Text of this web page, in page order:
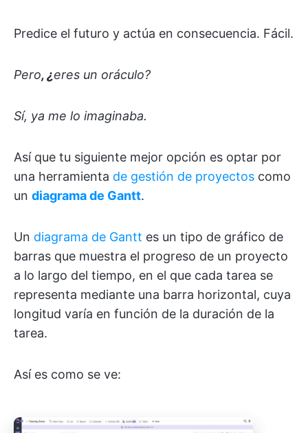
Predice el futuro y actúa en consecuencia. Fácil.
Pero, ¿eres un oráculo?
Sí, ya me lo imaginaba.
Así que tu siguiente mejor opción es optar por
una herramienta de gestión de proyectos como
un diagrama de Gantt.
Un diagrama de Gantt es un tipo de gráfico de
barras que muestra el progreso de un proyecto
a lo largo del tiempo, en el que cada tarea se
representa mediante una barra horizontal, cuya
longitud varía en función de la duración de la
tarea.
Así es como se ve: